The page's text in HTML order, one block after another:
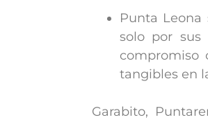
Punta
solo por sus
compromiso
tangibles en
Garabito,